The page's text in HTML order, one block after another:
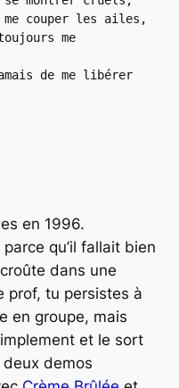
me couper les ailes,
me
de me libérer
en 1996.
qu’il fallait bien
dans une
prof, tu persistes à
en groupe, mais
et le sort
deux demos